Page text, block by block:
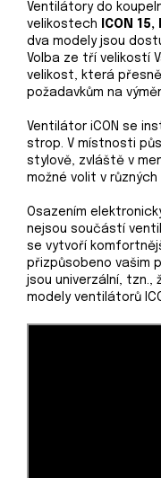
Ventilátory do
velikostech
ICON
dva modely jsou
Volba ze tří velikostí
velikost, která
požadavkům na
Ventilátor iCON se
strop. V místnosti
stylově, zvláště v
možné volit v
Osazením
nejsou součástí
se vytvoří
přizpůsobeno vašim
jsou univerzální, tzn.,
modely ventilátorů